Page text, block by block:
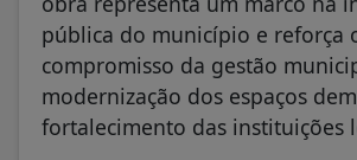
pública do município e reforça
compromisso da gestão
modernização dos espaços
fortalecimento das instituições